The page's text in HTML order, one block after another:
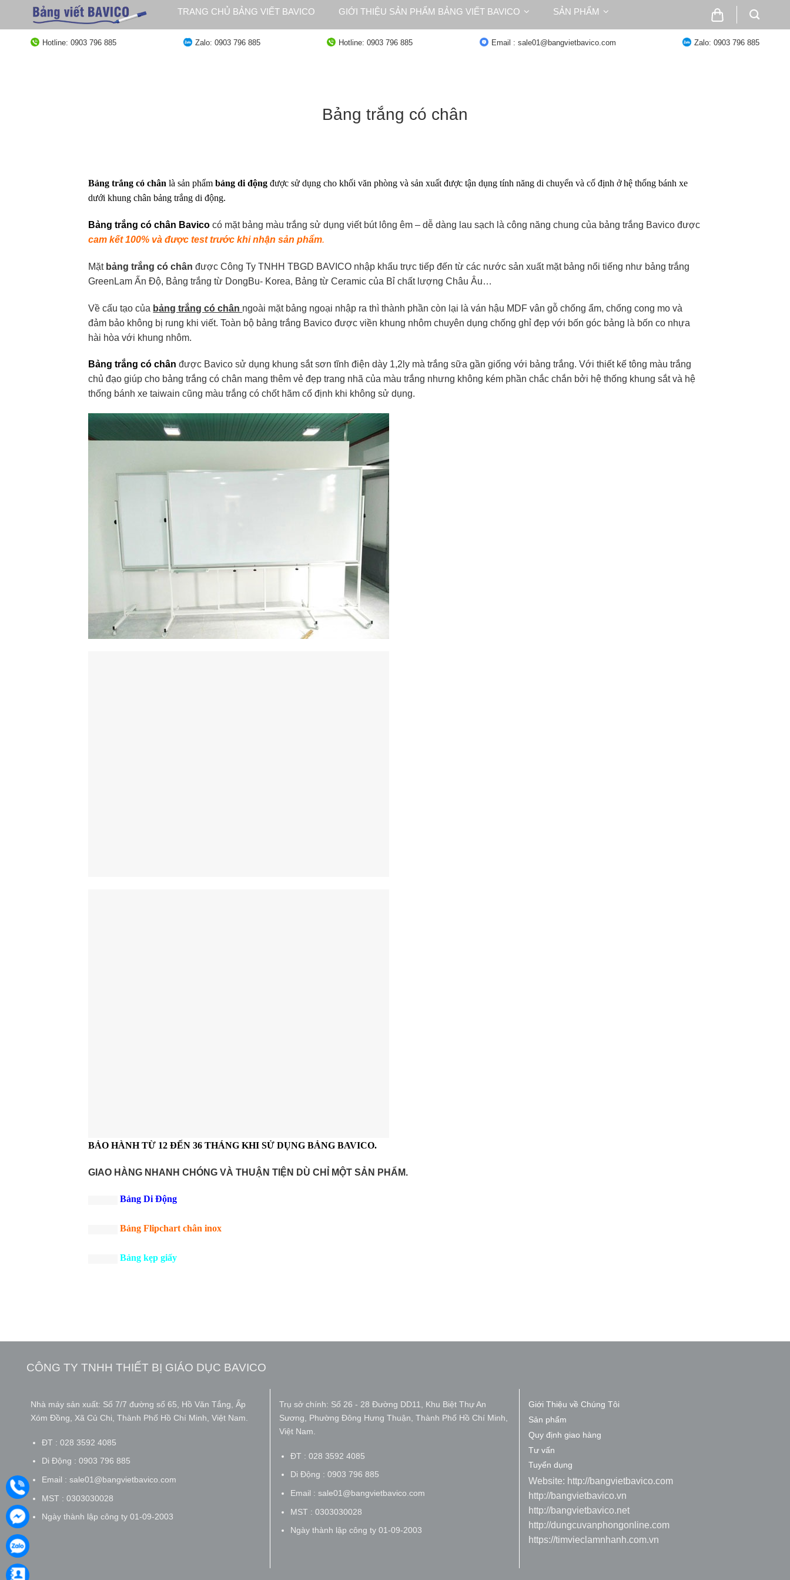
TRANG CHỦ BẢNG VIẾT BAVICO GIỚI THIỆU SẢN PHẨM BẢNG VIẾT BAVICO SẢN PHẨM
Hotline: 0903 796 885 Zalo: 0903 796 885 Hotline: 0903 796 885 Email : sale01@bangvietbavico.com Zalo: 0903 796 885
Bảng trắng có chân
Bảng trắng có chân là sản phẩmbảng di động được sử dụng cho khối văn phòng và sản xuất được tận dụng tính năng di chuyển và cố định ở hệ thống bánh xe
dưới khung chân bảng trắng di động.
Bảng trắng có chân Bavico có mặt bảng màu trắng sử dụng viết bút lông êm – dễ dàng lau sạch là công năng chung của bảng trắng Bavico được
cam kết 100% và được test trước khi nhận sản phẩm.
Mặt bảng trắng có chânđược Công Ty TNHH TBGD BAVICO nhập khẩu trực tiếp đến từ các nước sản xuất mặt bảng nổi tiếng như bảng trắng
GreenLam Ấn Độ, Bảng trắng từ DongBu- Korea, Bảng từ Ceramic của Bỉ chất lượng Châu Âu…
Về cấu tạo của bảng trắngcó chân ngoài mặt bảng ngoại nhập ra thì thành phần còn lại là ván hậu MDF vân gỗ chống ẩm, chống cong mo và
đảm bảo không bị rung khi viết. Toàn bộ bảng trắng Bavico được viền khung nhôm chuyên dụng chống ghỉ đẹp với bốn góc bảng là bốn co nhựa
hài hòa với khung nhôm.
Bảng trắng có chân được Bavico sử dụng khung sắt sơn tĩnh điện dày 1,2ly mà trắng sữa gần giống với bảng trắng. Với thiết kế tông màu trắng
chủ đạo giúp cho bảng trắng có chân mang thêm vẻ đẹp trang nhã của màu trắng nhưng không kém phần chắc chắn bởi hệ thống khung sắt và hệ
thống bánh xe taiwain cũng màu trắng có chốt hãm cố định khi không sử dụng.
BẢO HÀNH TỪ 12 ĐẾN 36 THÁNG KHI SỬ DỤNG BẢNG BAVICO.
GIAO HÀNG NHANH CHÓNG VÀ THUẬN TIỆN DÙ CHỈ MỘT SẢN PHẨM.
Bảng Di Động
Bảng Flipchart chân inox
Bảng kẹp giấy
CÔNG TY TNHH THIẾT BỊ GIÁO DỤC BAVICO
Nhà máy sản xuất: Số 7/7 đường số 65, Hồ Văn Tắng, Ấp
Xóm Đồng, Xã Củ Chi, Thành Phố Hồ Chí Minh, Việt Nam.
ĐT : 028 3592 4085
Di Động : 0903 796 885
Email : sale01@bangvietbavico.com
MST : 0303030028
Ngày thành lập công ty 01-09-2003
Trụ sở chính: Số 26 - 28 Đường DD11, Khu Biệt Thự An
Sương, Phường Đông Hưng Thuận, Thành Phố Hồ Chí Minh,
Việt Nam.
ĐT : 028 3592 4085
Di Động : 0903 796 885
Email : sale01@bangvietbavico.com
MST : 0303030028
Ngày thành lập công ty 01-09-2003
Giới Thiệu về Chúng Tôi
Sản phẩm
Quy định giao hàng
Tư vấn
Tuyển dụng
Website: http://bangvietbavico.com
http://bangvietbavico.vn
http://bangvietbavico.net
http://dungcuvanphongonline.com
https://timvieclamnhanh.com.vn